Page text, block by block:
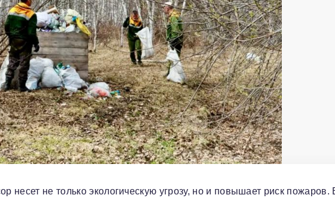
несет не только экологическую угрозу, но и повышает риск пожаров.